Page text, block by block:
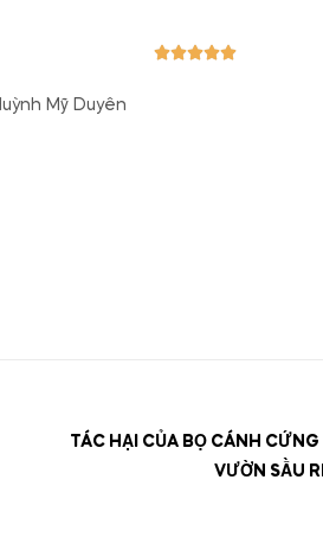

Mỹ
TÁC HẠI CỦA BỌ CÁNH
VƯỜN SẦU